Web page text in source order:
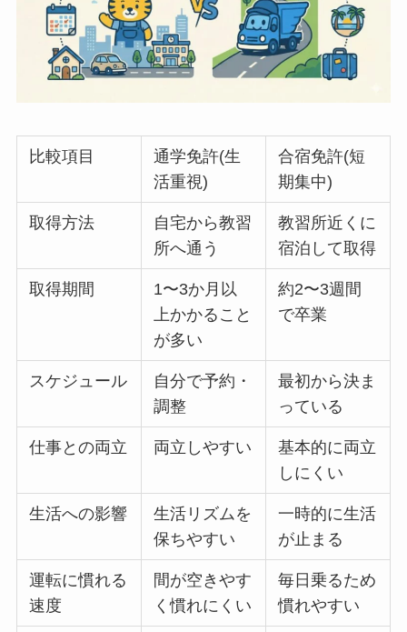
比較項目
通学免許(生
活重視)
合宿免許(短
期集中)
取得方法
自宅から教習
所へ通う
教習所近くに
宿泊して取得
取得期間
1〜3か月以
上かかること
が多い
約2〜3週間
で卒業
スケジュール
自分で予約・
調整
最初から決ま
っている
仕事との両立 両立しやすい
基本的に両立
しにくい
生活への影響
生活リズムを
保ちやすい
一時的に生活
が止まる
運転に慣れる
速度
間が空きやす
く慣れにくい
毎日乗るため
慣れやすい